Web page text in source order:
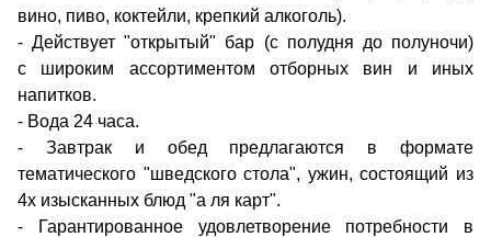
вино, пиво, коктейли, крепкий алкоголь).
- Действует "открытый" бар (с полудня до полуночи)
с широким ассортиментом отборных вин и иных
напитков.
- Вода 24 часа.
- Завтрак и обед предлагаются в формате
тематического "шведского стола", ужин, состоящий из
4х изысканных блюд "а ля карт".
- Гарантированное удовлетворение потребности в